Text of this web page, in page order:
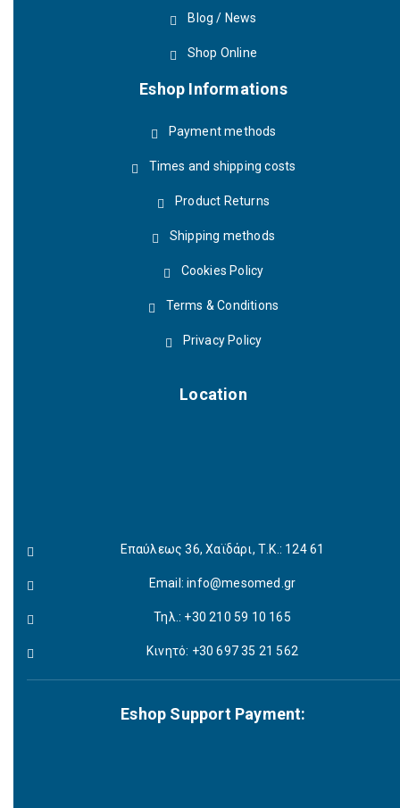
Blog / News
Shop Online
Eshop Informations
Payment methods
Times and shipping costs
Product Returns
Shipping methods
Cookies Policy
Terms & Conditions
Privacy Policy
Location
Επαύλεως 36, Χαϊδάρι, Τ.Κ.: 124 61
Email:info@mesomed.gr
Τηλ.: +30 210 59 10 165
Κινητό: +30 697 35 21 562
Eshop Support Payment: